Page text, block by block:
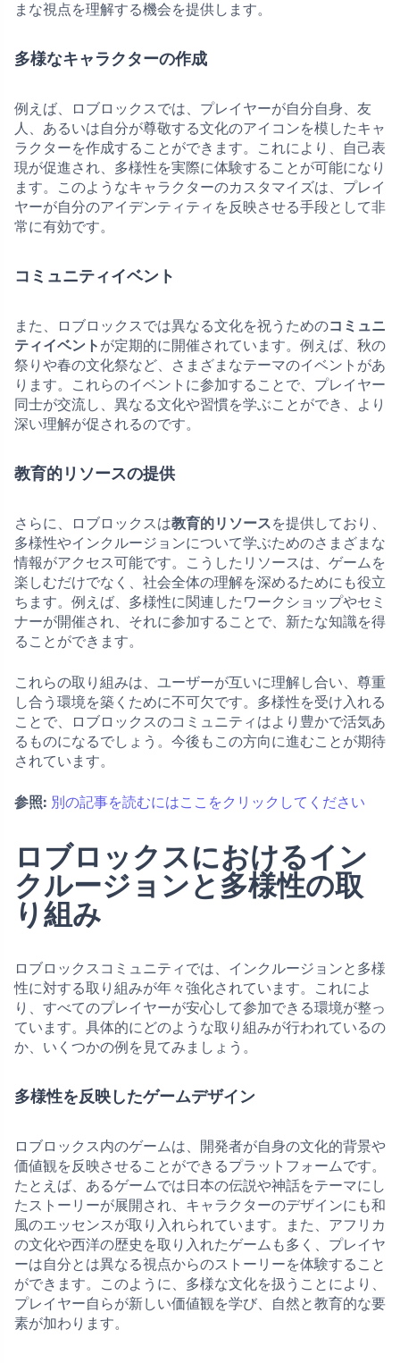
まな視点を理解する機会を提供します。
多様なキャラクターの作成
例えば、ロブロックスでは、プレイヤーが自分自身、友
人、あるいは自分が尊敬する文化のアイコンを模したキャ
ラクターを作成することができます。これにより、自己表
現が促進され、多様性を実際に体験することが可能になり
ます。このようなキャラクターのカスタマイズは、プレイ
ヤーが自分のアイデンティティを反映させる手段として非
常に有効です。
コミュニティイベント
また、ロブロックスでは異なる文化を祝うためのコミュニ
ティイベント が定期的に開催されています。例えば、秋の
祭りや春の文化祭など、さまざまなテーマのイベントがあ
ります。これらのイベントに参加することで、プレイヤー
同士が交流し、異なる文化や習慣を学ぶことができ、より
深い理解が促されるのです。
教育的リソースの提供
さらに、ロブロックスは教育的リソースを提供しており、
多様性やインクルージョンについて学ぶためのさまざまな
情報がアクセス可能です。こうしたリソースは、ゲームを
楽しむだけでなく、社会全体の理解を深めるためにも役立
ちます。例えば、多様性に関連したワークショップやセミ
ナーが開催され、それに参加することで、新たな知識を得
ることができます。
これらの取り組みは、ユーザーが互いに理解し合い、尊重
し合う環境を築くために不可欠です。多様性を受け入れる
ことで、ロブロックスのコミュニティはより豊かで活気あ
るものになるでしょう。今後もこの方向に進むことが期待
されています。
参照: 別の記事を読むにはここをクリックしてください
ロブロックスにおけるイン
クルージョンと多様性の取
り組み
ロブロックスコミュニティでは、インクルージョンと多様
性に対する取り組みが年々強化されています。これによ
り、すべてのプレイヤーが安心して参加できる環境が整っ
ています。具体的にどのような取り組みが行われているの
か、いくつかの例を見てみましょう。
多様性を反映したゲームデザイン
ロブロックス内のゲームは、開発者が自身の文化的背景や
価値観を反映させることができるプラットフォームです。
たとえば、あるゲームでは日本の伝説や神話をテーマにし
たストーリーが展開され、キャラクターのデザインにも和
風のエッセンスが取り入れられています。また、アフリカ
の文化や西洋の歴史を取り入れたゲームも多く、プレイヤ
ーは自分とは異なる視点からのストーリーを体験すること
ができます。このように、多様な文化を扱うことにより、
プレイヤー自らが新しい価値観を学び、自然と教育的な要
素が加わります。